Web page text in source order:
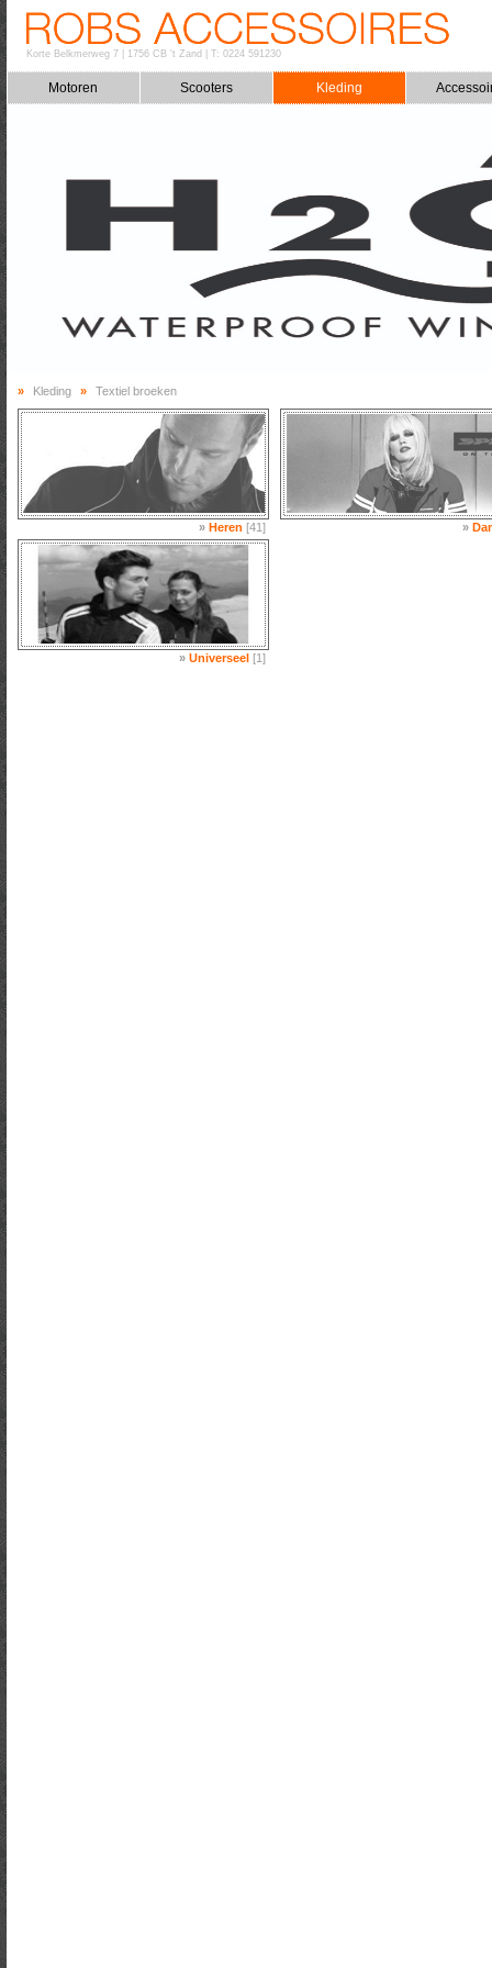
Korte Belkmerweg 7| 1756 CB 't Zand T: 0224 591230
Motoren Scooters Kleding
» Kleding » Textiel broeken
»Heren [41] »
»Universeel[1]